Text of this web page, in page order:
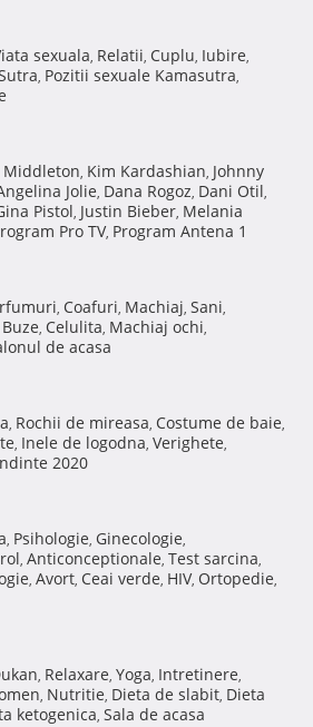
sexuala, Relatii, Cuplu, Iubire,
, Pozitii sexuale Kamasutra,
Middleton, Kim Kardashian, Johnny
Jolie, Dana Rogoz, Dani Otil,
Pistol, Justin Bieber, Melania
Pro TV, Program Antena 1
, Coafuri, Machiaj, Sani,
Buze, Celulita, Machiaj ochi,
de acasa
, Rochii de mireasa, Costume de baie,
, Inele de logodna, Verighete,
2020
, Psihologie, Ginecologie,
, Anticonceptionale, Test sarcina,
, Avort, Ceai verde, HIV, Ortopedie,
, Relaxare, Yoga, Intretinere,
, Nutritie, Dieta de slabit, Dieta
ketogenica, Sala de acasa